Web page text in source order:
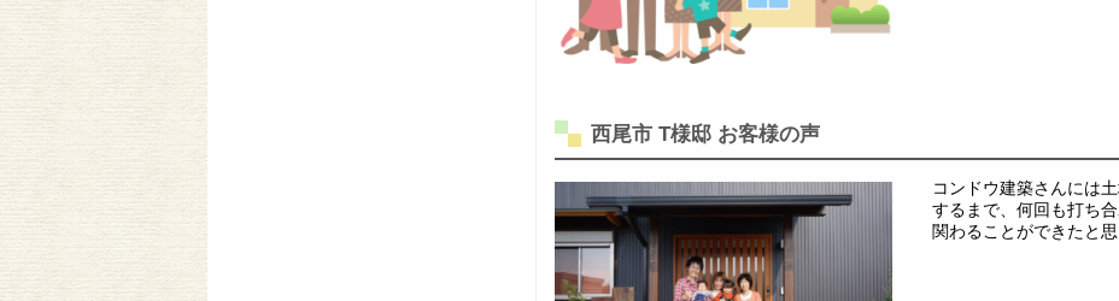
西尾市 T様邸 お客様の声
コンドウ建築さんには
するまで、何回も打ち
関わることができたと